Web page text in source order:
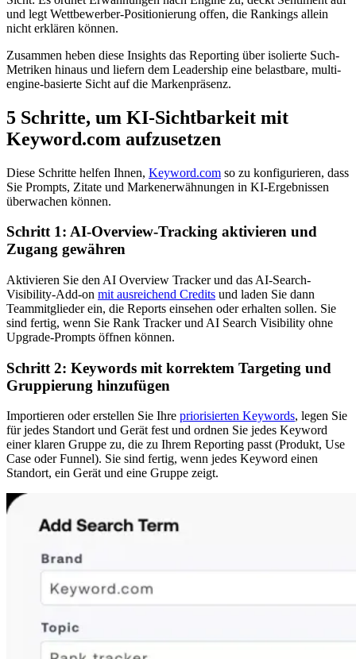
und legt Wettbewerber-Positionierung offen, die Rankings allein
nicht erklären können.
Zusammen heben diese Insights das Reporting über isolierte Such-
Metriken hinaus und liefern dem Leadership eine belastbare, multi-
engine-basierte Sicht auf die Markenpräsenz.
5 Schritte, um KI-Sichtbarkeit mit
Keyword.com aufzusetzen
Diese Schritte helfen Ihnen, Keyword.com so zu konfigurieren, dass
Sie Prompts, Zitate und Markenerwähnungen in KI-Ergebnissen
überwachen können.
Schritt 1: AI-Overview-Tracking aktivieren und
Zugang gewähren
Aktivieren Sie den AI Overview Tracker und das AI-Search-
Visibility-Add-on mit ausreichend Credits und laden Sie dann
Teammitglieder ein, die Reports einsehen oder erhalten sollen. Sie
sind fertig, wenn Sie Rank Tracker und AI Search Visibility ohne
Upgrade-Prompts öffnen können.
Schritt 2: Keywords mit korrektem Targeting und
Gruppierung hinzufügen
Importieren oder erstellen Sie Ihre priorisierten Keywords, legen Sie
für jedes Standort und Gerät fest und ordnen Sie jedes Keyword
einer klaren Gruppe zu, die zu Ihrem Reporting passt (Produkt, Use
Case oder Funnel). Sie sind fertig, wenn jedes Keyword einen
Standort, ein Gerät und eine Gruppe zeigt.